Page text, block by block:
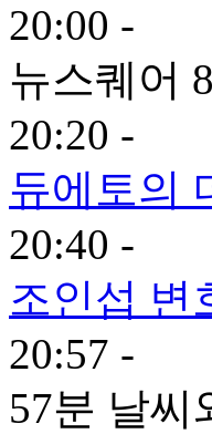
20:00 -
뉴스퀘어
20:20 -
듀에토의
20:40 -
조인섭 변
20:57 -
57분 날씨